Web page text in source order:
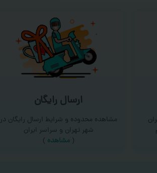
ارسال رایگان
مشاهده محدوده و شرایط ارسال رایگان در
شهر تهران و سراسر ایران
(مشاهده )